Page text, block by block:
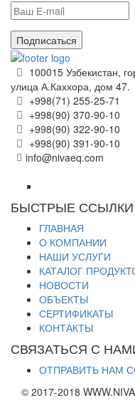
Подписаться
100015 Узбекистан,
улица А.Каххора, дом 47.
+998(71) 255-25-71
+998(90) 370-90-10
+998(90) 322-90-10
+998(90) 391-90-10
info@nivaeq.com
БЫСТРЫЕ ССЫЛКИ
ГЛАВНАЯ
О КОМПАНИИ
НАШИ УСЛУГИ
КАТАЛОГ
НОВОСТИ
ОБЪЕКТЫ
СЕРТИФИКАТЫ
КОНТАКТЫ
СВЯЗАТЬСЯ С
ОТПРАВИТЬ НАМ
© 2017-2018